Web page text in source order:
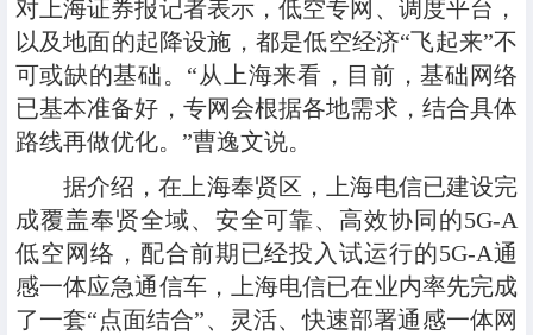
对上海证券报记者表示，低空专网、调度平台，
以及地面的起降设施，都是低空经济“飞起来”不
可或缺的基础。“从上海来看，目前，基础网络
已基本准备好，专网会根据各地需求，结合具体
路线再做优化。”曹逸文说。
据介绍，在上海奉贤区，上海电信已建设完
成覆盖奉贤全域、安全可靠、高效协同的5G-A
低空网络，配合前期已经投入试运行的5G-A通
感一体应急通信车，上海电信已在业内率先完成
了一套“点面结合”、灵活、快速部署通感一体网